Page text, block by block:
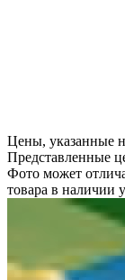
Цены, указанные
Представленные
Фото может
товара в наличии